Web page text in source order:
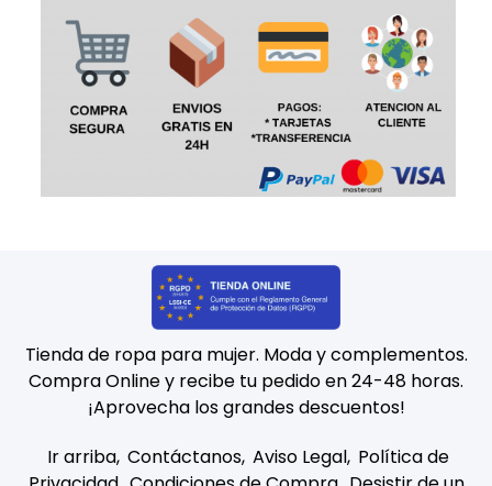
Tienda de ropa para mujer. Moda y complementos.
Compra Online y recibe tu pedido en 24-48 horas.
¡Aprovecha los grandes descuentos!
Ir arriba Contáctanos Aviso Legal Política de